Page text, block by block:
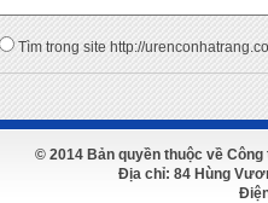
Tìm trong site http://
© 2014 Bản quyền thuộc về
Địa chỉ: 84 Hùng Vương
Điện